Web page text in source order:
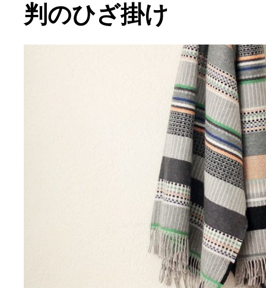
判のひざ掛け